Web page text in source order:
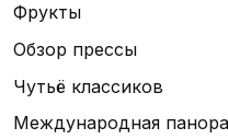
Фрукты
Обзор прессы
Чутьё классиков
Международная